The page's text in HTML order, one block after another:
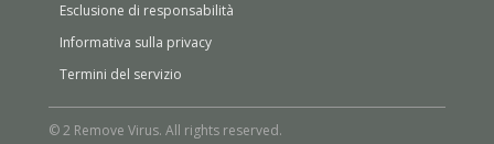
Esclusione di responsabilità
Informativa sulla privacy
Termini del servizio
© 2 Remove Virus. All rights reserved.